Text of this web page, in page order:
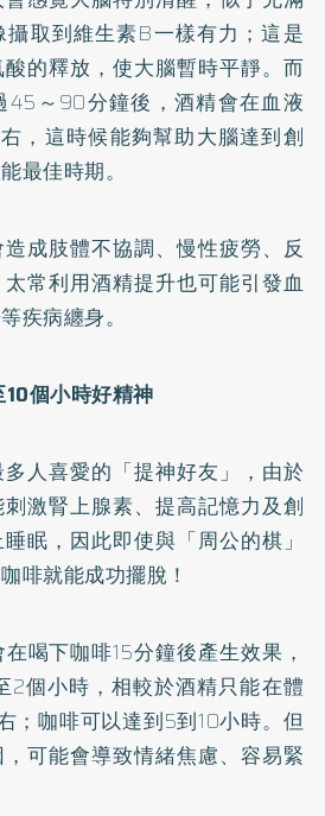
取到維生素B一樣有力；這是
的釋放，使大腦暫時平靜。而
45～90分鐘後，酒精會在血液
，這時候能夠幫助大腦達到創
最佳時期。
成肢體不協調、慢性疲勞、反
常利用酒精提升也可能引發血
疾病纏身。
個小時好精神
人喜愛的「提神好友」，由於
刺激腎上腺素、提高記憶力及創
眠，因此即使與「周公的棋」
啡就能成功擺脫！
喝下咖啡15分鐘後產生效果，
2個小時，相較於酒精只能在體
；咖啡可以達到5到10小時。但
可能會導致情緒焦慮、容易緊